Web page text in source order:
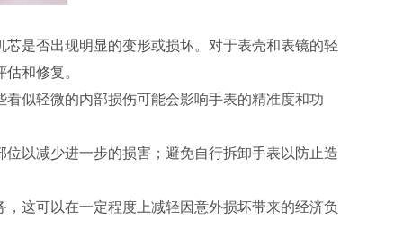
是否出现明显的变形或损坏。对于表壳和表镜的轻
和修复。
似轻微的内部损伤可能会影响手表的精准度和功
以减少进一步的损害；避免自行拆卸手表以防止造
这可以在一定程度上减轻因意外损坏带来的经济负